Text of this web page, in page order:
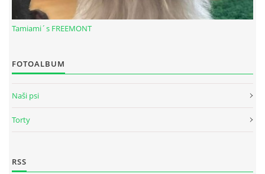
© 2026 eStránky.sk|RSS
Tamiami´s FREEMONT
FOTOALBUM
Naši psi
Torty
RSS